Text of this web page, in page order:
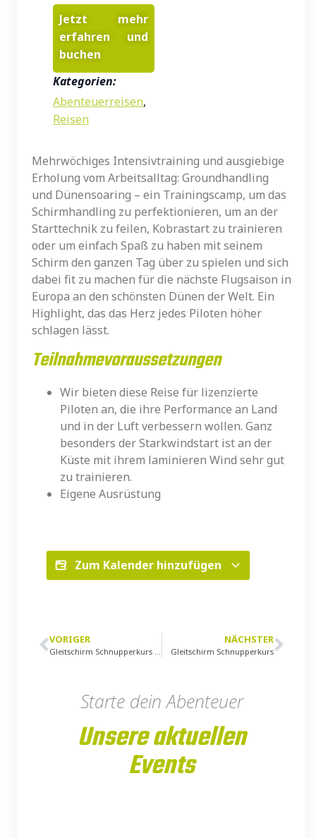
Jetzt mehr
erfahren und
buchen
Kategorien:
Abenteuerreisen,
Reisen
Mehrwöchiges Intensivtraining und ausgiebige
Erholung vom Arbeitsalltag: Groundhandling
und Dünensoaring – ein Trainingscamp, um das
Schirmhandling zu perfektionieren, um an der
Starttechnik zu feilen, Kobrastart zu trainieren
oder um einfach Spaß zu haben mit seinem
Schirm den ganzen Tag über zu spielen und sich
dabei fit zu machen für die nächste Flugsaison in
Europa an den schönsten Dünen der Welt. Ein
Highlight, das das Herz jedes Piloten höher
schlagen lässt.
Teilnahmevoraussetzungen
Wir bieten diese Reise für lizenzierte
Piloten an, die ihre Performance an Land
und in der Luft verbessern wollen. Ganz
besonders der Starkwindstart ist an der
Küste mit ihrem laminieren Wind sehr gut
zu trainieren.
Eigene Ausrüstung
Zum Kalender hinzufügen
VORIGER
Gleitschirm Schnupperkurs – wetterbedingt abgesagt
NÄCHSTER
Gleitschirm Schnupperkurs
Starte dein Abenteuer
Unsere aktuellen
Events